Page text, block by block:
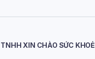
XIN CHÀO SỨC KHOẺ